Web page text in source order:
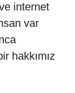
internet
var
hakkımız